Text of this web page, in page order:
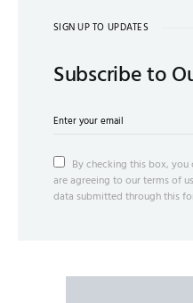
SIGN UP TO UPDATES
Subscribe to
By checking this box,
are agreeing to our terms of
data submitted through this